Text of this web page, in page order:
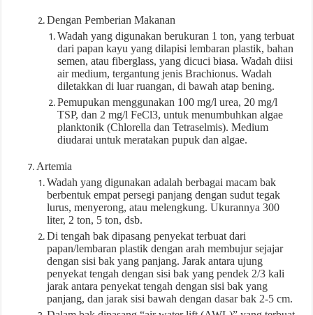
Dengan Pemberian Makanan
Wadah yang digunakan berukuran 1 ton, yang terbuat
dari papan kayu yang dilapisi lembaran plastik, bahan
semen, atau fiberglass, yang dicuci biasa. Wadah diisi
air medium, tergantung jenis Brachionus. Wadah
diletakkan di luar ruangan, di bawah atap bening.
Pemupukan menggunakan 100 mg/l urea, 20 mg/l
TSP, dan 2 mg/l FeCl3, untuk menumbuhkan algae
planktonik (Chlorella dan Tetraselmis). Medium
diudarai untuk meratakan pupuk dan algae.
Artemia
Wadah yang digunakan adalah berbagai macam bak
berbentuk empat persegi panjang dengan sudut tegak
lurus, menyerong, atau melengkung. Ukurannya 300
liter, 2 ton, 5 ton, dsb.
Di tengah bak dipasang penyekat terbuat dari
papan/lembaran plastik dengan arah membujur sejajar
dengan sisi bak yang panjang. Jarak antara ujung
penyekat tengah dengan sisi bak yang pendek 2/3 kali
jarak antara penyekat tengah dengan sisi bak yang
panjang, dan jarak sisi bawah dengan dasar bak 2-5 cm.